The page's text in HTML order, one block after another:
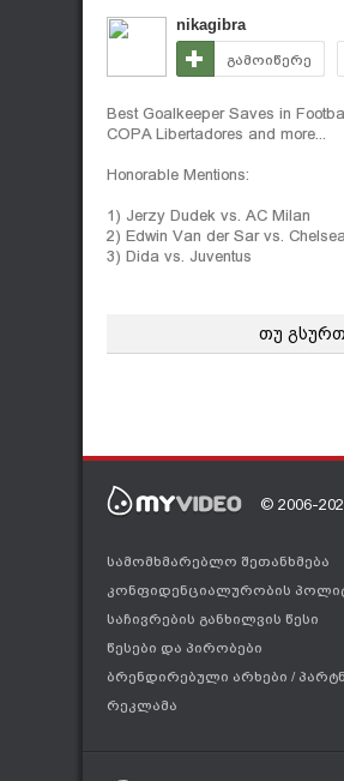
nikagibra
გამოიწერე
Best Goalkeeper Saves in
COPA Libertadores and more...
Honorable Mentions:
1) Jerzy Dudek vs. AC Milan
2) Edwin Van der Sar vs.
3) Dida vs. Juventus
თუ
© 2006-
სამომხმარებლო შეთანხმება
კონფიდენციალურობის
საჩივრების განხილვის წესი
წესები და პირობები
ბრენდირებული არხები /
რეკლამა